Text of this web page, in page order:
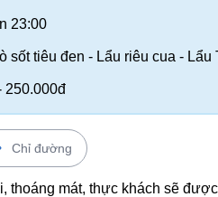
23:00
sốt tiêu đen - Lẩu riêu cua -
250.000đ
Chỉ đường
thoáng mát, thực khách sẽ